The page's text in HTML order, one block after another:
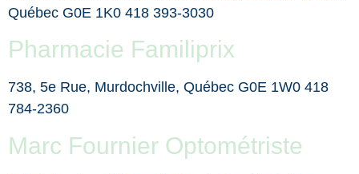
Québec G0E 1K0 418 393-3030
Pharmacie Familiprix
738, 5e Rue, Murdochville, Québec G0E 1W0 418
784-2360
Marc Fournier Optométriste